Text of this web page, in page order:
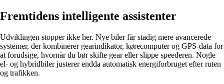
Fremtidens intelligente assistenter
Udviklingen stopper ikke her. Nye biler får stadig mere avancerede
systemer, der kombinerer gearindikator, kørecomputer og GPS-data for
at forudsige, hvornår du bør skifte gear eller slippe speederen. Nogle
el- og hybridbiler justerer endda automatisk energiforbruget efter ruten
og trafikken.